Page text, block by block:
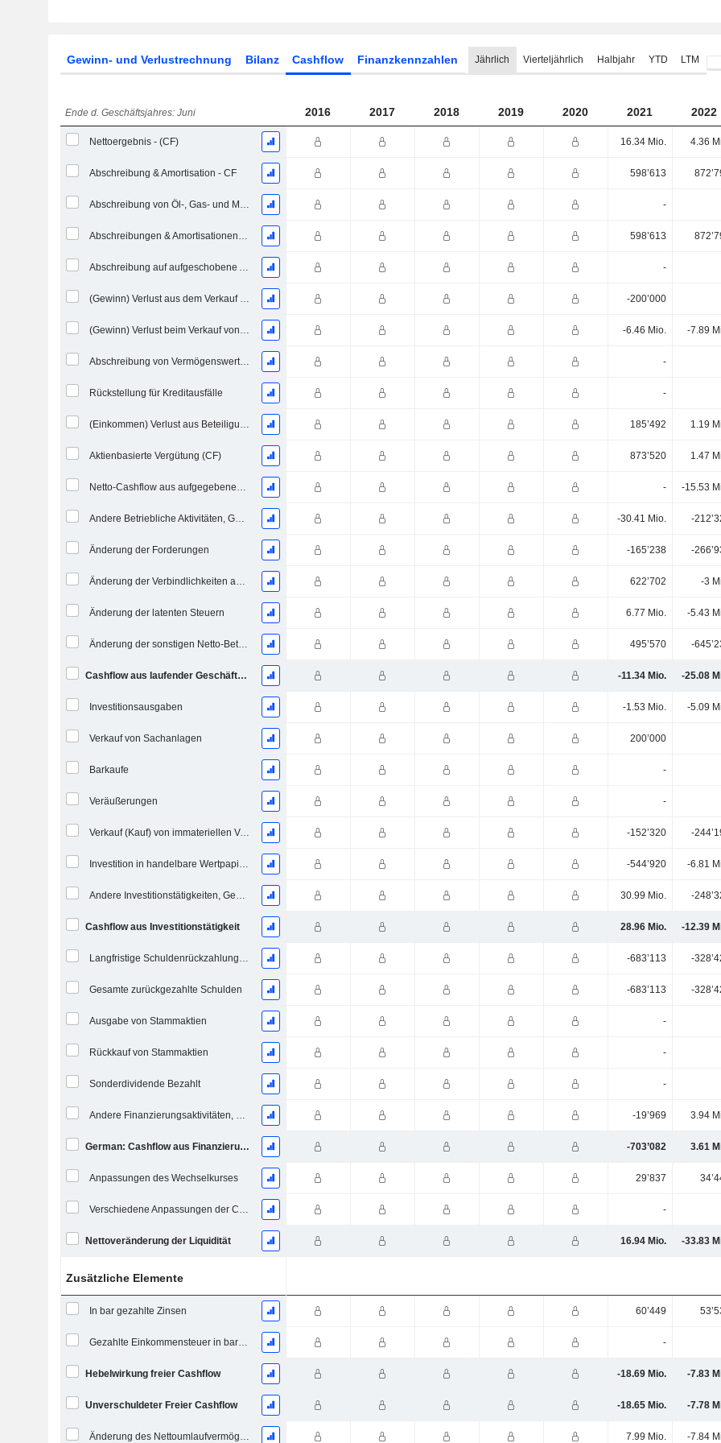
Gewinn- und Verlustrechnung Bilanz Cashflow Finanzkennzahlen Jährlich Vierteljährlich Halbjahr YTD LTM
Ende d. Geschäftsjahres: Juni 2016 2017 2018 2019 2020 2021 2022
Nettoergebnis - (CF) 16.34 Mio. 4.36
Abschreibung & Amortisation - CF 598’613
Abschreibung von Öl-, Gas- und Mineralienbesitztümern - (CF) -
Abschreibungen & Amortisationen, Gesamt - CF 598’613
Abschreibung auf aufgeschobene Aufwendungen, Gesamt - (CF) -
(Gewinn) Verlust aus dem Verkauf eines Vermögenswerts -200’000
(Gewinn) Verlust beim Verkauf von Investitionen - (CF) -6.46 Mio. -7.89
Abschreibung von Vermögenswerten & Restrukturierungskosten -
Rückstellung für Kreditausfälle -
(Einkommen) Verlust aus Beteiligungen - (CF) 185’492 1.19
Aktienbasierte Vergütung (CF) 873’520 1.47
Netto-Cashflow aus aufgegebenen Geschäftsbereichen - -15.53
Andere Betriebliche Aktivitäten, Gesamt -30.41 Mio. -
Änderung der Forderungen -165’238 -
Änderung der Verbindlichkeiten aus Lieferungen und Leistungen 622’702 -3
Änderung der latenten Steuern 6.77 Mio. -5.43
Änderung der sonstigen Netto-Betriebsvermögen 495’570 -
Cashflow aus laufender Geschäftstätigkeit -11.34 Mio. -25.08
Investitionsausgaben -1.53 Mio. -5.09
Verkauf von Sachanlagen 200’000
Barkaufe -
Veräußerungen -
Verkauf (Kauf) von immateriellen Vermögenswerten -152’320 -
Investition in handelbare Wertpapiere und Eigenkapitalinstrumente, Gesamt -544’920 -6.81
Andere Investitionstätigkeiten, Gesamt 30.99 Mio. -
Cashflow aus Investitionstätigkeit 28.96 Mio. -12.39
Langfristige Schuldenrückzahlung, Gesamt -683’113 -
Gesamte zurückgezahlte Schulden -683’113 -
Ausgabe von Stammaktien -
Rückkauf von Stammaktien -
Sonderdividende Bezahlt -
Andere Finanzierungsaktivitäten, Gesamt -19’969 3.94
German: Cashflow aus Finanzierungstätigkeit -703’082 3.61
Anpassungen des Wechselkurses 29’837
Verschiedene Anpassungen der Cashflows -
Nettoveränderung der Liquidität 16.94 Mio. -33.83
Zusätzliche Elemente
In bar gezahlte Zinsen 60’449
Gezahlte Einkommensteuer in bar (Rückerstattung) -
Hebelwirkung freier Cashflow -18.69 Mio. -7.83
Unverschuldeter Freier Cashflow -18.65 Mio. -7.78
Änderung des Nettoumlaufvermögens 7.99 Mio. -7.84